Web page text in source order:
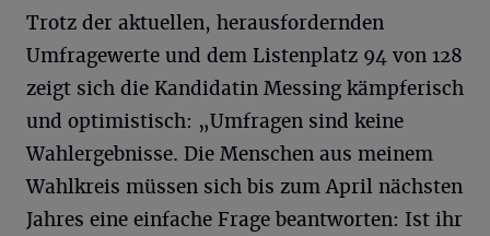
Trotz der aktuellen, herausfordernden
Umfragewerte und dem Listenplatz 94 von 128
zeigt sich die Kandidatin Messing kämpferisch
und optimistisch: „Umfragen sind keine
Wahlergebnisse. Die Menschen aus meinem
Wahlkreis müssen sich bis zum April nächsten
Jahres eine einfache Frage beantworten: Ist ihr